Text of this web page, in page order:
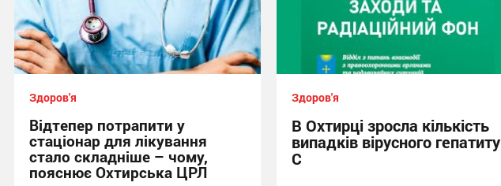
Здоров'я
Відтепер потрапити у
стаціонар для лікування
стало складніше – чому,
пояснює Охтирська ЦРЛ
Здоров'я
В Охтирці зросла кількість
випадків вірусного гепатиту
С